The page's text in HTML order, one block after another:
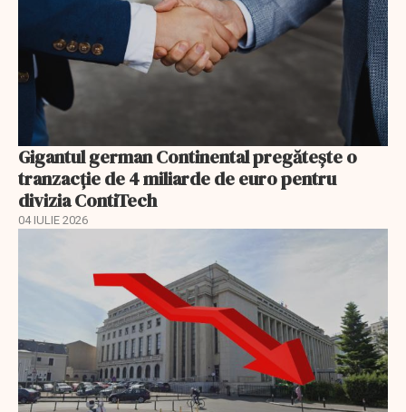
Gigantul german Continental pregătește o
tranzacție de 4 miliarde de euro pentru
divizia ContiTech
04 IULIE 2026